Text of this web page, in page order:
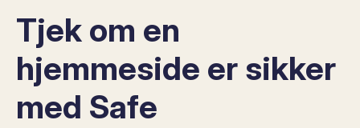
Tjek om en
hjemmeside er sikker
med Safe